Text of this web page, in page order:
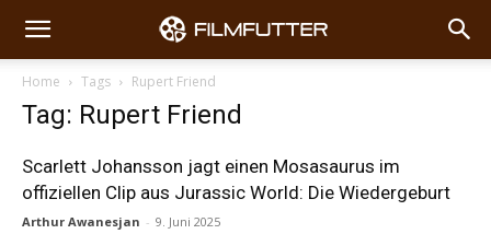
Home Tags Rupert Friend
Tag: Rupert Friend
Scarlett Johansson jagt einen Mosasaurus im
offiziellen Clip aus Jurassic World: Die Wiedergeburt
Arthur Awanesjan - 9. Juni 2025